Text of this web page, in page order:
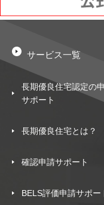
サービス一覧
長期優良住宅認定の
サポート
長期優良住宅とは？
確認申請サポート
BELS評価申請サポー